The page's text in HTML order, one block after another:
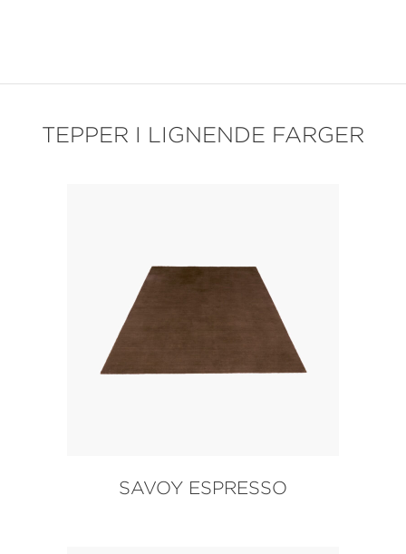
TEPPER I LIGNENDE FARGER
SAVOY ESPRESSO